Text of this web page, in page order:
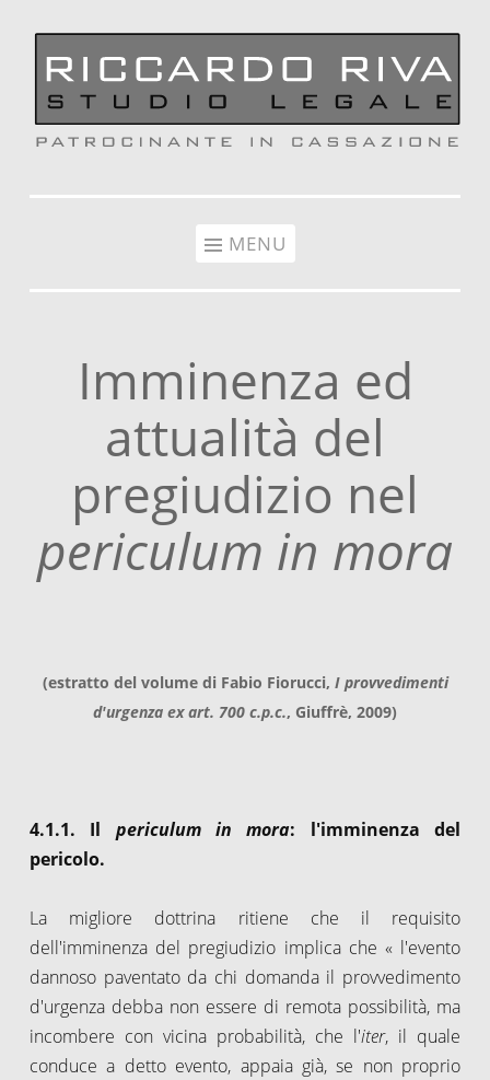
MENU
Imminenza ed
attualità del
pregiudizio nel
periculum in mora
(estratto del volume di Fabio Fiorucci, I provvedimenti
d'urgenza ex art. 700 c.p.c., Giuffrè, 2009)
4.1.1. Il periculum in mora: l'imminenza del
pericolo.
La migliore dottrina ritiene che il requisito
dell'imminenza del pregiudizio implica che « l'evento
dannoso paventato da chi domanda il provvedimento
d'urgenza debba non essere di remota possibilità, ma
incombere con vicina probabilità, che l'iter, il quale
conduce a detto evento, appaia già, se non proprio